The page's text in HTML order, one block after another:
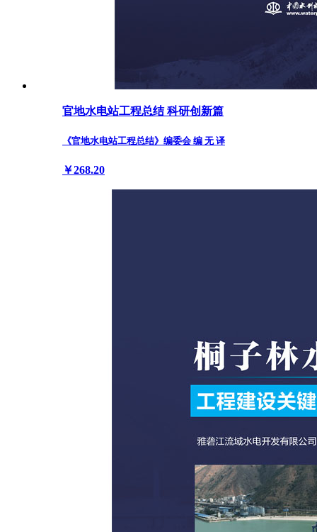
官地水电站工程总结 科研创新篇
《官地水电站工程总结》编委会 编 无 译
￥268.20